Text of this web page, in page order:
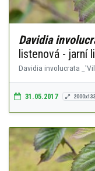
Davidia
listenová - jarní
Davidia involucrata
31.05.2017